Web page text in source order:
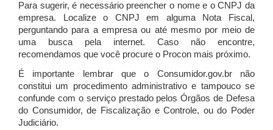
Para sugerir, é necessário preencher o nome e o CNPJ da
empresa. Localize o CNPJ em alguma Nota Fiscal,
perguntando para a empresa ou até mesmo por meio de
uma busca pela internet. Caso não encontre,
recomendamos que você procure o Procon mais próximo.
É importante lembrar que o Consumidor.gov.br não
constitui um procedimento administrativo e tampouco se
confunde com o serviço prestado pelos Órgãos de Defesa
do Consumidor, de Fiscalização e Controle, ou do Poder
Judiciário.